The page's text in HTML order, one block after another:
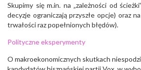
Skupimy się m.in. na „zależności od
decyzje ograniczają przyszłe opcje) oraz
trwałości raz popełnionych błędów).
Polityczne eksperymenty
O makroekonomicznych skutkach